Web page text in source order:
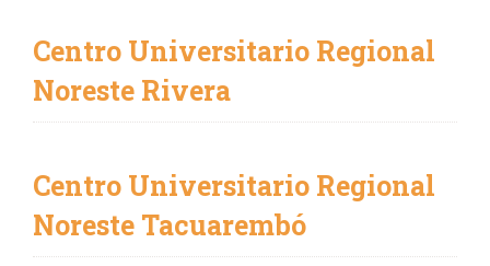
Centro Universitario Regional
Noreste Rivera
Centro Universitario Regional
Noreste Tacuarembó